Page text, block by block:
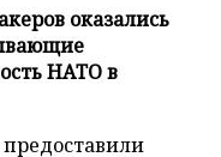
оказались
НАТО в